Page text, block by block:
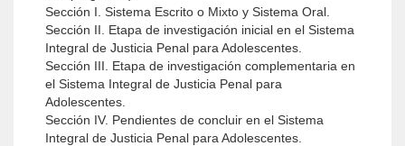
Sección I. Sistema Escrito o Mixto y Sistema Oral.
Sección II. Etapa de investigación inicial en el Sistema
Integral de Justicia Penal para Adolescentes.
Sección III. Etapa de investigación complementaria en
el Sistema Integral de Justicia Penal para
Adolescentes.
Sección IV. Pendientes de concluir en el Sistema
Integral de Justicia Penal para Adolescentes.